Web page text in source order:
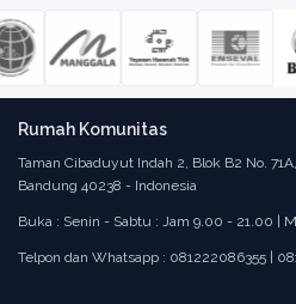
Rumah Komunitas
Taman Cibaduyut Indah 2, Blok B2 No.
Bandung 40238 - Indonesia
Buka : Senin - Sabtu : Jam 9.00 - 21.00 |
Telpon dan Whatsapp : 081222086355 |